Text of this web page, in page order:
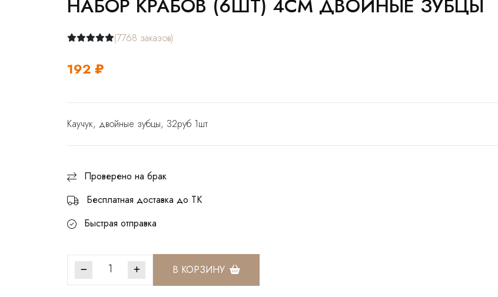
НАБОР КРАБОВ (6ШТ) 4СМ ДВОЙНЫЕ ЗУБЦЫ
(7768 заказов)
192 ₽
Каучук, двойные зубцы, 32руб 1шт
Проверено на брак
Бесплатная доставка до ТК
Быстрая отправка
В КОРЗИНУ